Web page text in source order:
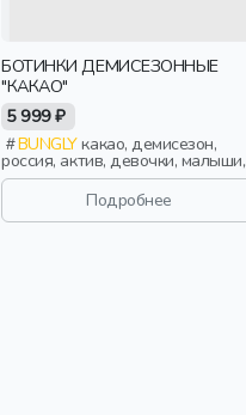
БОТИНКИ ДЕМИСЕЗОННЫЕ
"КАКАО"
5 999 ₽
BUNGLYкакао, демисезон,
россия, актив, девочки, малыши,
дошкольники, дети
Подробнее